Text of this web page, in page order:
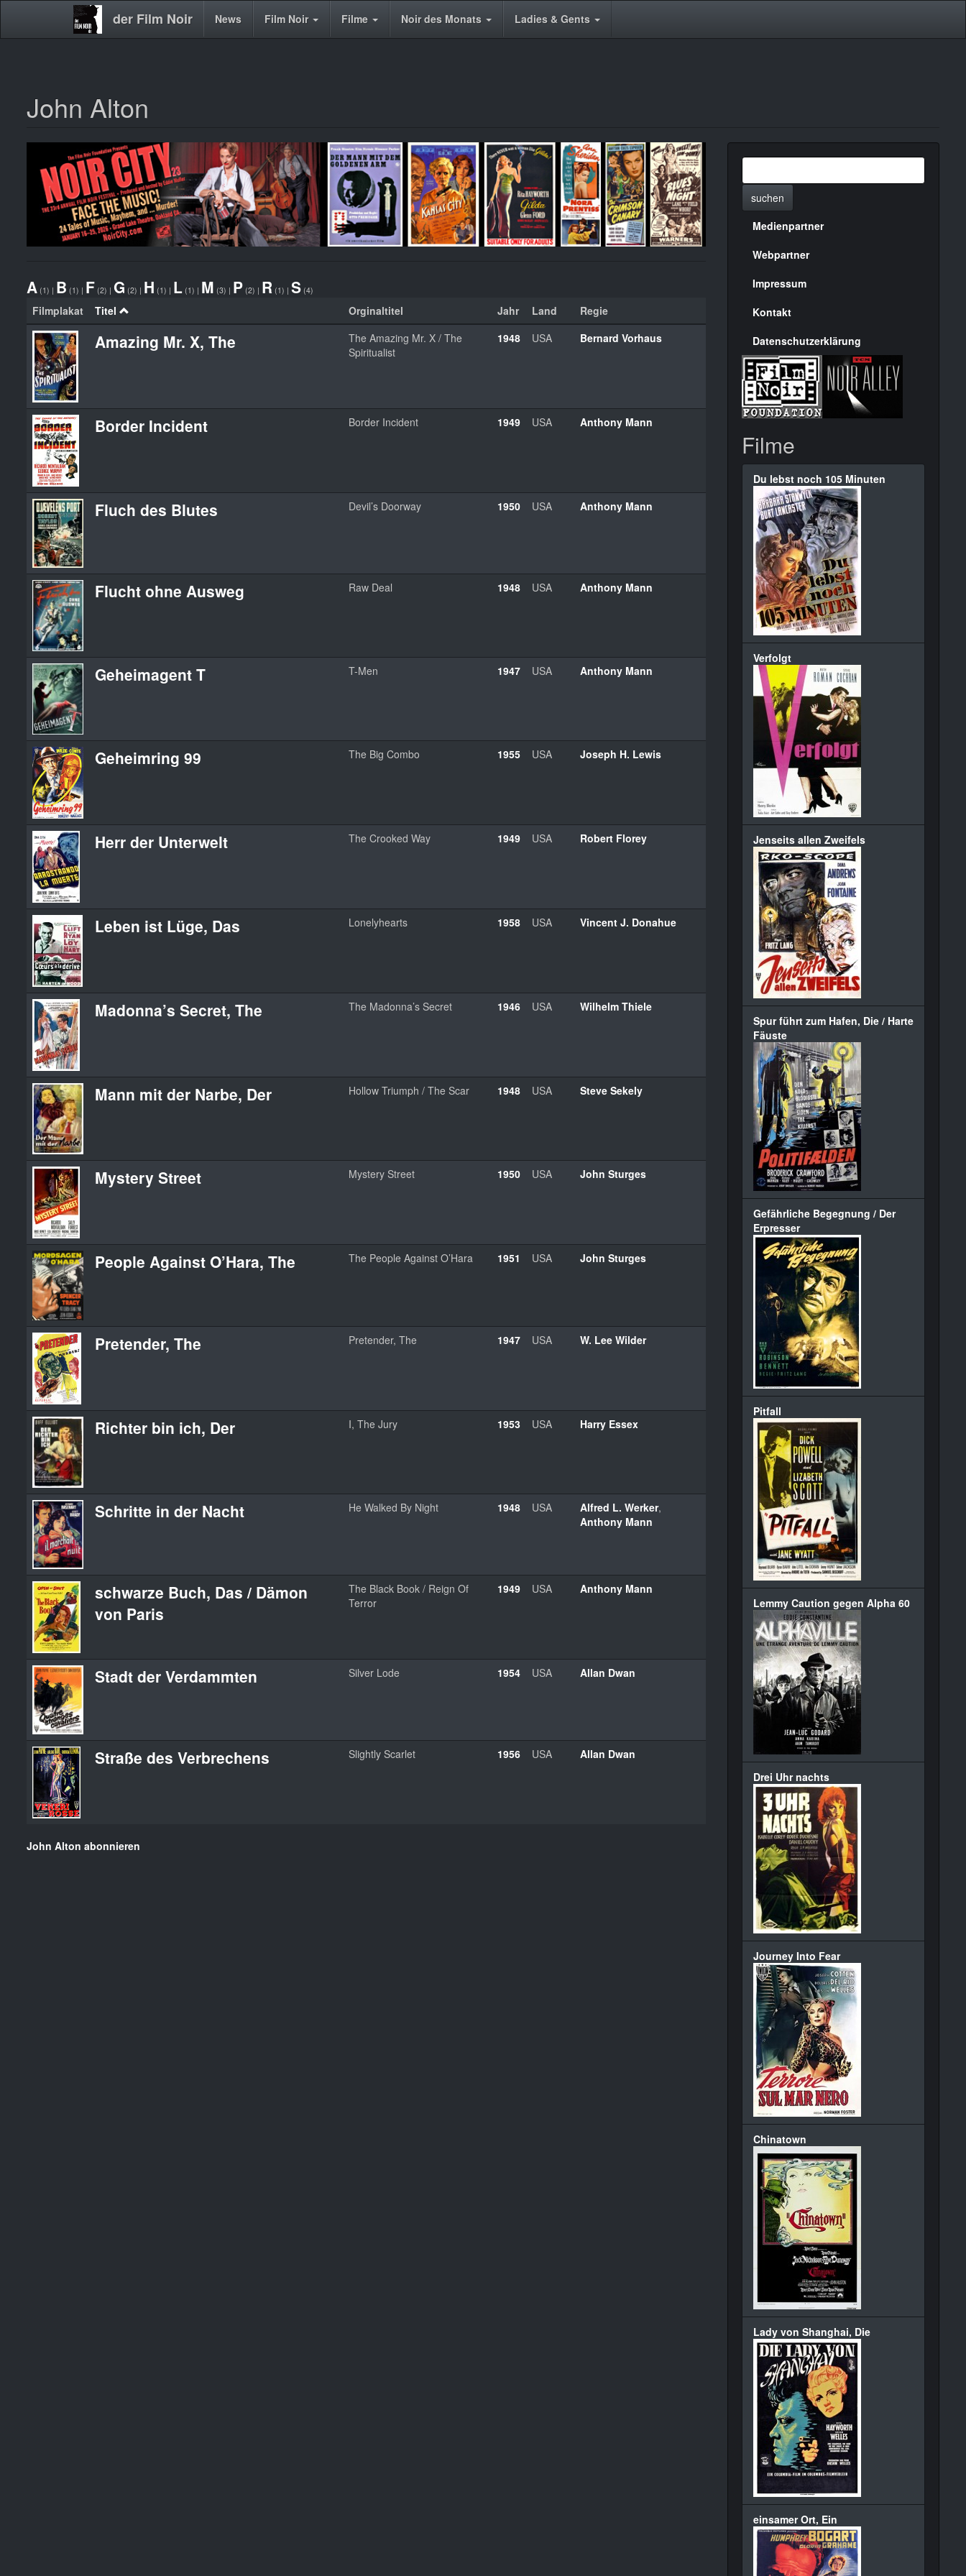
der Film Noir
Main News Film Noir Filme Noir des Monats Ladies & Gents
John Alton
A (1) | B (1) | F (2) | G (2) | H (1) | L (1) | M (3) | P (2) | R (1) | S (4)
Filmplakat Titel Orginaltitel Jahr Land Regie
Amazing Mr. X, The
The Amazing Mr. X / The
Spiritualist
1948 USA Bernard Vorhaus
Border Incident Border Incident 1949 USA Anthony Mann
Fluch des Blutes Devil’s Doorway 1950 USA Anthony Mann
Flucht ohne Ausweg Raw Deal 1948 USA Anthony Mann
Geheimagent T T-Men 1947 USA Anthony Mann
Geheimring 99 The Big Combo 1955 USA Joseph H. Lewis
Herr der Unterwelt The Crooked Way 1949 USA Robert Florey
Leben ist Lüge, Das Lonelyhearts 1958 USA Vincent J. Donahue
Madonna’s Secret, The The Madonna’s Secret 1946 USA Wilhelm Thiele
Mann mit der Narbe, Der Hollow Triumph / The Scar 1948 USA Steve Sekely
Mystery Street Mystery Street 1950 USA John Sturges
People Against O’Hara, The The People Against O’Hara 1951 USA John Sturges
Pretender, The Pretender, The 1947 USA W. Lee Wilder
Richter bin ich, Der I, The Jury 1953 USA Harry Essex
Schritte in der Nacht He Walked By Night 1948 USA Alfred L. Werker,
Anthony Mann
schwarze Buch, Das / Dämon
von Paris
The Black Book / Reign Of
Terror
1949 USA Anthony Mann
Stadt der Verdammten Silver Lode 1954 USA Allan Dwan
Straße des Verbrechens Slightly Scarlet 1956 USA Allan Dwan
John Alton abonnieren
suchen
Menülinks
rechte
Seite
Medienpartner
Webpartner
Impressum
Kontakt
Datenschutzerklärung
Filme
Du lebst noch 105 Minuten
Verfolgt
Jenseits allen Zweifels
Spur führt zum Hafen, Die / Harte
Fäuste
Gefährliche Begegnung / Der
Erpresser
Pitfall
Lemmy Caution gegen Alpha 60
Drei Uhr nachts
Journey Into Fear
Chinatown
Lady von Shanghai, Die
einsamer Ort, Ein